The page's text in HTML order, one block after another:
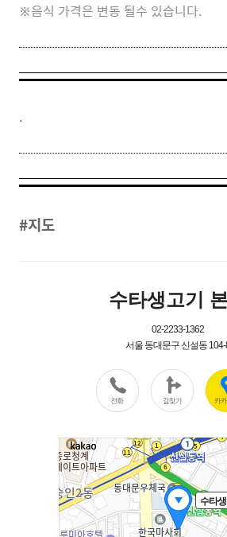
※음식 가격은 변동 될수 있습니다.
.
#지도